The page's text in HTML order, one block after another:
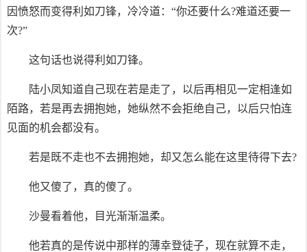
因愤怒而变得利如刀锋，冷冷道：“你还要什么?难道还要一
次?”
这句话也说得利如刀锋。
陆小凤知道自己现在若是走了，以后再相见一定相逢如
陌路，若是再去拥抱她，她纵然不会拒绝自己，以后只怕连
见面的机会都没有。
若是既不走也不去拥抱她，却又怎么能在这里待得下去?
他又傻了，真的傻了。
沙曼看着他，目光渐渐温柔。
他若真的是传说中那样的薄幸登徒子，现在就算不走，